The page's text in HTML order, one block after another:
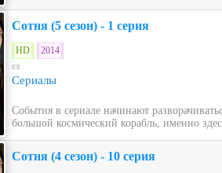
Сотня (5 сезон) - 1 серия
HD 2014
Сериалы
События в сериале начинают
большой космический корабль, именно
Сотня (4 сезон) - 10 серия